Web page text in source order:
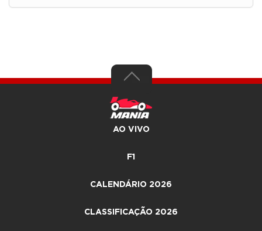
AO VIVO
F1
CALENDÁRIO 2026
CLASSIFICAÇÃO 2026